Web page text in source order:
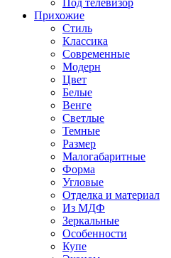
Под телевизор
Прихожие
Стиль
Классика
Современные
Модерн
Цвет
Белые
Венге
Светлые
Темные
Размер
Малогабаритные
Форма
Угловые
Отделка и материал
Из МДФ
Зеркальные
Особенности
Купе